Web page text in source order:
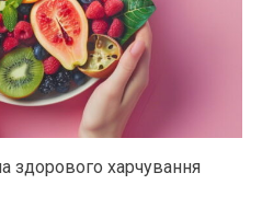
здорового харчування